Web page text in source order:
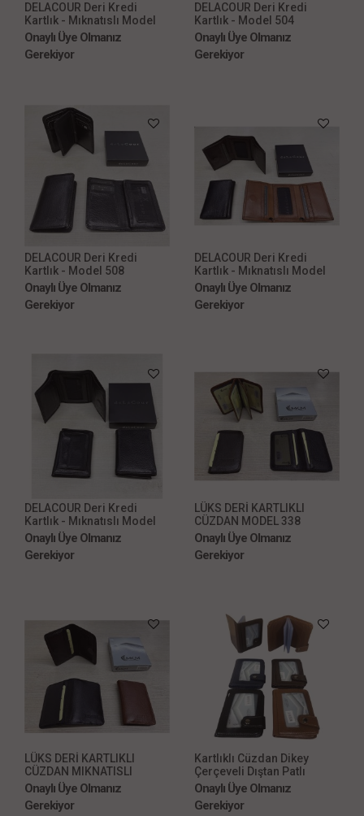
DELACOUR Deri Kredi
Kartlık - Mıknatıslı Model
502
Onaylı Üye Olmanız
Gerekiyor
DELACOUR Deri Kredi
Kartlık - Model 504
Onaylı Üye Olmanız
Gerekiyor
DELACOUR Deri Kredi
Kartlık - Model 508
Onaylı Üye Olmanız
Gerekiyor
DELACOUR Deri Kredi
Kartlık - Mıknatıslı Model
505
Onaylı Üye Olmanız
Gerekiyor
DELACOUR Deri Kredi
Kartlık - Mıknatıslı Model
501
Onaylı Üye Olmanız
Gerekiyor
LÜKS DERİ KARTLIKLI
CÜZDAN MODEL 338
Onaylı Üye Olmanız
Gerekiyor
LÜKS DERİ KARTLIKLI
CÜZDAN MIKNATISLI
MODEL 339
Onaylı Üye Olmanız
Gerekiyor
Kartlıklı Cüzdan Dikey
Çerçeveli Dıştan Patlı
Onaylı Üye Olmanız
Gerekiyor